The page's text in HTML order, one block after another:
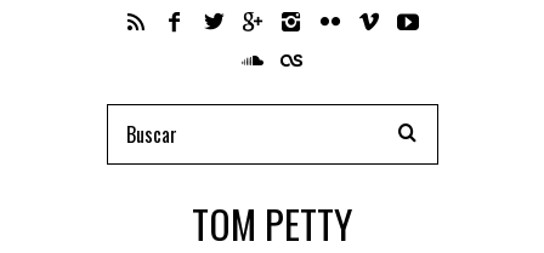
TOM PETTY